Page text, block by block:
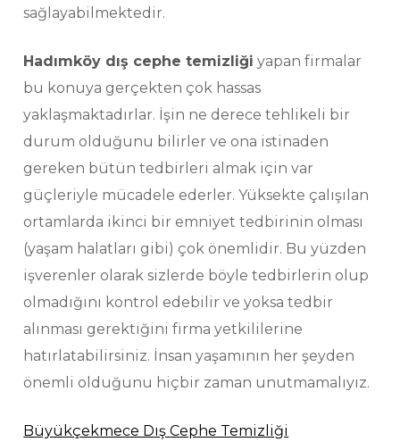
sağlayabilmektedir.
Hadımköy dış cephe temizliği yapan firmalar
bu konuya gerçekten çok hassas
yaklaşmaktadırlar. İşin ne derece tehlikeli bir
durum olduğunu bilirler ve ona istinaden
gereken bütün tedbirleri almak için var
güçleriyle mücadele ederler. Yüksekte çalışılan
ortamlarda ikinci bir emniyet tedbirinin olması
(yaşam halatları gibi) çok önemlidir. Bu yüzden
işverenler olarak sizlerde böyle tedbirlerin olup
olmadığını kontrol edebilir ve yoksa tedbir
alınması gerektiğini firma yetkililerine
hatırlatabilirsiniz. İnsan yaşamının her şeyden
önemli olduğunu hiçbir zaman unutmamalıyız.
Büyükçekmece Dış Cephe Temizliği